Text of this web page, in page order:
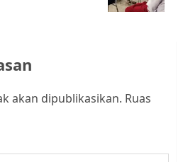
akan dipublikasikan. Ruas